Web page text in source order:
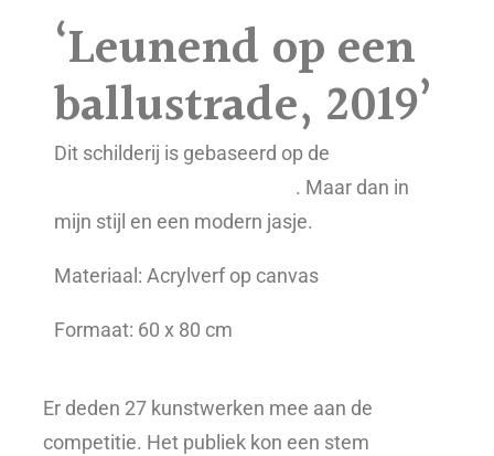
‘Leunend op een
ballustrade, 2019’
Dit schilderij is gebaseerd op de
. Maar dan in
mijn stijl en een modern jasje.
Materiaal: Acrylverf op canvas
Formaat: 60 x 80 cm
Er deden 27 kunstwerken mee aan de
competitie. Het publiek kon een stem